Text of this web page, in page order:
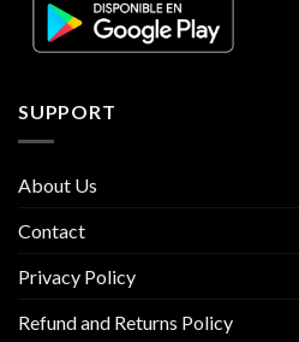
SUPPORT
About Us
Contact
Privacy Policy
Refund and Returns Policy